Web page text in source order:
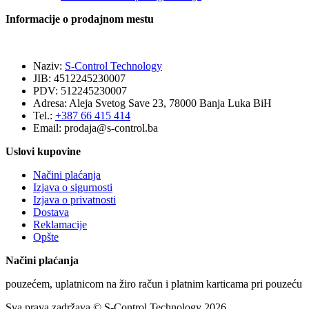
Informacije o prodajnom mestu
Naziv: S-Control Technology
JIB: 4512245230007
PDV: 512245230007
Adresa: Aleja Svetog Save 23, 78000 Banja Luka BiH
Tel.: +387 66 415 414
Email: prodaja@s-control.ba
Uslovi kupovine
Načini plaćanja
Izjava o sigurnosti
Izjava o privatnosti
Dostava
Reklamacije
Opšte
Načini plaćanja
pouzećem, uplatnicom na žiro račun i platnim karticama pri pouzeću